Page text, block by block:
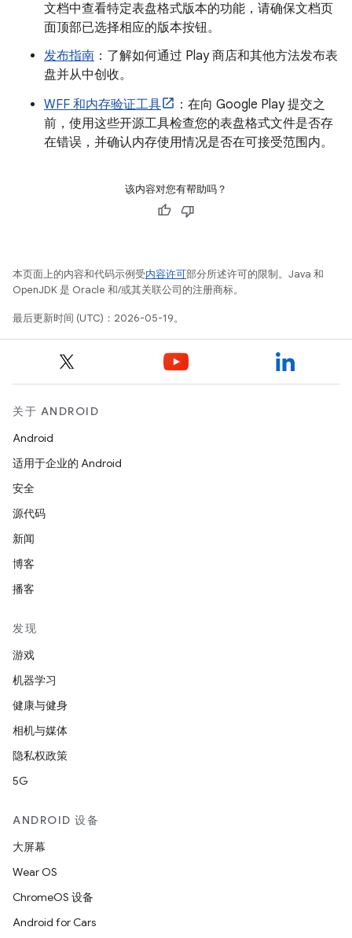
文档中查看特定表盘格式版本的功能，请确保文档页
面顶部已选择相应的版本按钮。
发布指南 ：了解如何通过 Play 商店和其他方法发布表
盘并从中创收。
WFF 和内存验证工具
：在向 Google Play 提交之
前，使用这些开源工具检查您的表盘格式文件是否存
在错误，并确认内存使用情况是否在可接受范围内。
该内容对您有帮助吗？
本页面上的内容和代码示例受内容许可部分所述许可的限制。Java 和
OpenJDK 是 Oracle 和/或其关联公司的注册商标。
最后更新时间 (UTC)：2026-05-19。
关于 ANDROID
Android
适用于企业的 Android
安全
源代码
新闻
博客
播客
发现
游戏
机器学习
健康与健身
相机与媒体
隐私权政策
5G
ANDROID 设备
大屏幕
Wear OS
ChromeOS 设备
Android for Cars